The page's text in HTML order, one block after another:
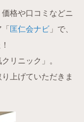
格や口コミなどニ
匡仁会ナビ 」で、
リニック」。
上げていただきま